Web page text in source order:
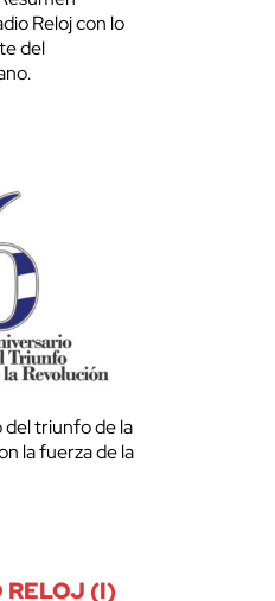
Reloj con lo
del
triunfo de la
la fuerza de la
RELOJ (I)